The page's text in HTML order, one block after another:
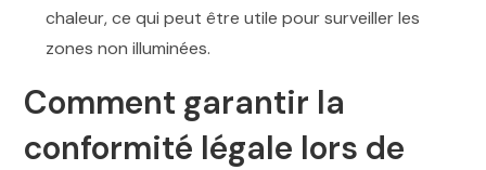
chaleur, ce qui peut être utile pour surveiller les
zones non illuminées.
Comment garantir la
conformité légale lors de